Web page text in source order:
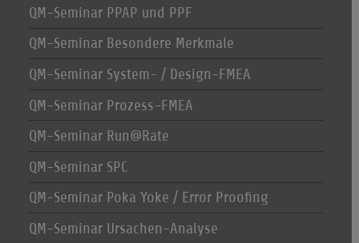
QM-Seminar PPAP und PPF
QM-Seminar Besondere Merkmale
QM-Seminar System- / Design-FMEA
QM-Seminar Prozess-FMEA
QM-Seminar Run@Rate
QM-Seminar SPC
QM-Seminar Poka Yoke / Error Proofing
QM-Seminar Ursachen-Analyse